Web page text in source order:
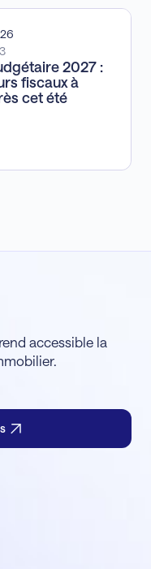
2027 :
fiscaux à
cet été
accessible la